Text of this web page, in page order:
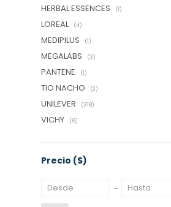
HERBAL ESSENCES (1)
LOREAL (4)
MEDIPILUS (1)
MEGALABS (3)
PANTENE (1)
TIO NACHO (2)
UNILEVER (318)
VICHY (6)
Precio ($)